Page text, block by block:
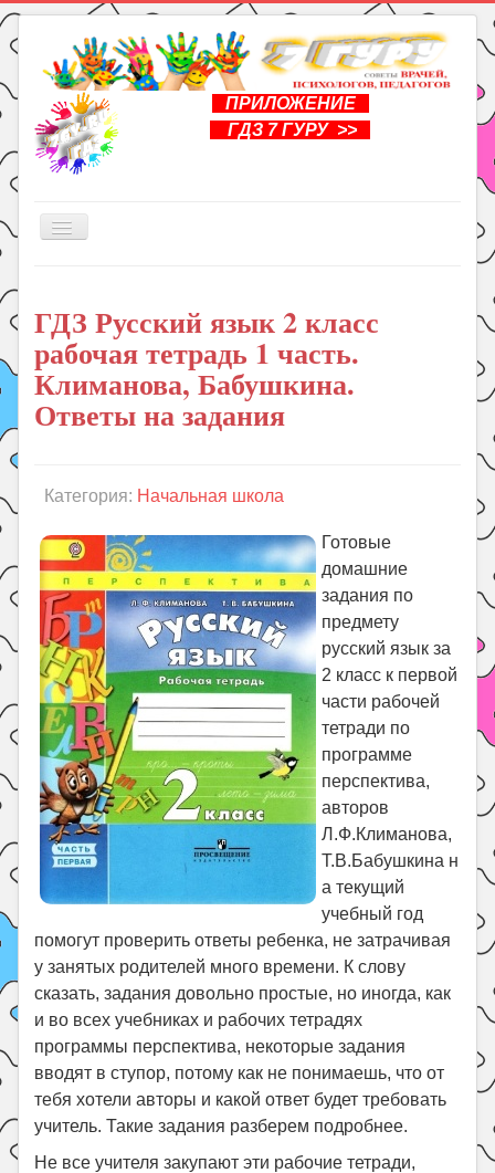
ПРИЛОЖЕНИЕ
ГДЗ 7 ГУРУ >>
Включить/
Книги
Рукоделие
Подготовка к школе
Уроки
Праздники
Психология
Летом!
Поиск
ГДЗ Русский язык 2 класс
рабочая тетрадь 1 часть.
Климанова, Бабушкина.
Ответы на задания
Категория: Начальная школа
Готовые
домашние
задания по
предмету
русский язык за
2 класс к первой
части рабочей
тетради по
программе
перспектива,
авторов
Л.Ф.Климанова,
Т.В.Бабушкина н
а текущий
учебный год
помогут проверить ответы ребенка, не затрачивая
у занятых родителей много времени. К слову
сказать, задания довольно простые, но иногда, как
и во всех учебниках и рабочих тетрадях
программы перспектива, некоторые задания
вводят в ступор, потому как не понимаешь, что от
тебя хотели авторы и какой ответ будет требовать
учитель. Такие задания разберем подробнее.
Не все учителя закупают эти рабочие тетради,